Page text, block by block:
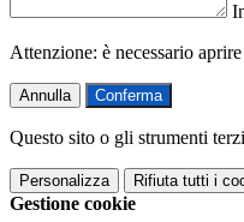
Attenzione: è necessario
Annulla Conferma
Questo sito o gli strumenti
Personalizza Rifiuta tutti i
Gestione cookie